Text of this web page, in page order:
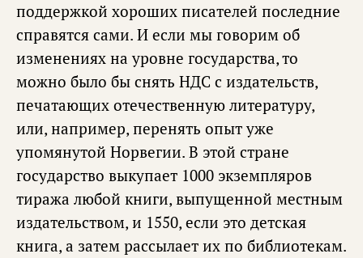
поддержкой хороших писателей последние
справятся сами. И если мы говорим об
изменениях на уровне государства, то
можно было бы снять НДС с издательств,
печатающих отечественную литературу,
или, например, перенять опыт уже
упомянутой Норвегии. В этой стране
государство выкупает 1000 экземпляров
тиража любой книги, выпущенной местным
издательством, и 1550, если это детская
книга, а затем рассылает их по библиотекам.